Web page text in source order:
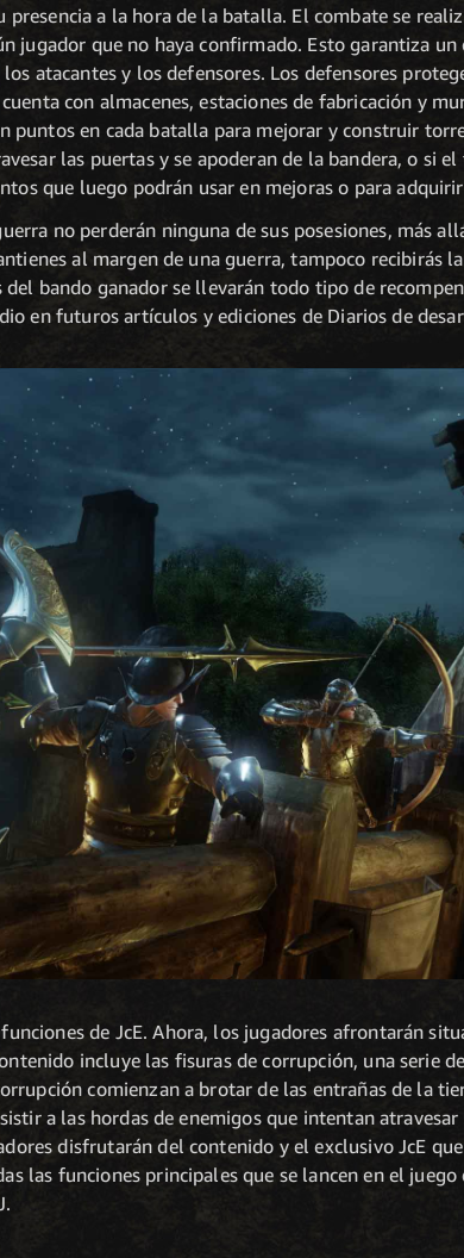
a la hora de la batalla. El combate se
jugador que no haya confirmado. Esto garantiza
atacantes y los defensores. Los defensores
con almacenes, estaciones de fabricación y
puntos en cada batalla para mejorar y construir
las puertas y se apoderan de la bandera, o si
que luego podrán usar en mejoras o para
no perderán ninguna de sus posesiones, más
al margen de una guerra, tampoco recibirás
bando ganador se llevarán todo tipo de
en futuros artículos y ediciones de Diarios de
de JcE. Ahora, los jugadores afrontarán
incluye las fisuras de corrupción, una serie
comienzan a brotar de las entrañas de la
a las hordas de enemigos que intentan atravesar
disfrutarán del contenido y el exclusivo JcE
las funciones principales que se lancen en el juego